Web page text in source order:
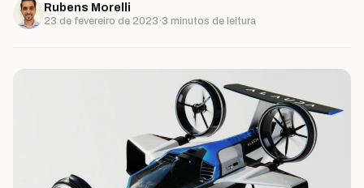
Rubens Morelli
23 de fevereiro de 2023·3 minutos de leitura